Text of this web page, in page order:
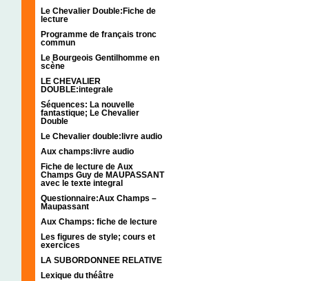
Le Chevalier Double:Fiche de
lecture
Programme de français tronc
commun
Le Bourgeois Gentilhomme en
scène
LE CHEVALIER
DOUBLE:integrale
Séquences: La nouvelle
fantastique; Le Chevalier
Double
Le Chevalier double:livre audio
Aux champs:livre audio
Fiche de lecture de Aux
Champs Guy de MAUPASSANT
avec le texte integral
Questionnaire:Aux Champs –
Maupassant
Aux Champs: fiche de lecture
Les figures de style; cours et
exercices
LA SUBORDONNEE RELATIVE
Lexique du théâtre